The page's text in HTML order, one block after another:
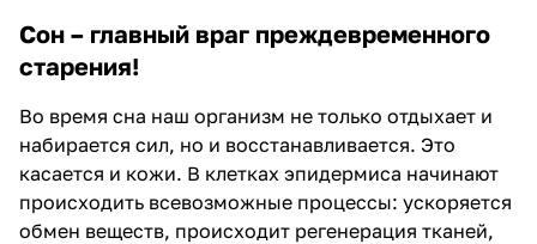
Сон – главный враг преждевременного
старения!
Во время сна наш организм не только отдыхает и
набирается сил, но и восстанавливается. Это
касается и кожи. В клетках эпидермиса начинают
происходить всевозможные процессы: ускоряется
обмен веществ, происходит регенерация тканей,